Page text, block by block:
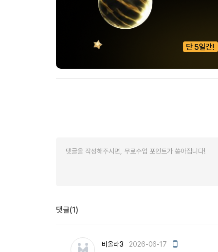
유용한영어표현
유용한영어표현
유용한영어표현
유용한영어표현
댓글(1)
비올라3 2026-06-17
모